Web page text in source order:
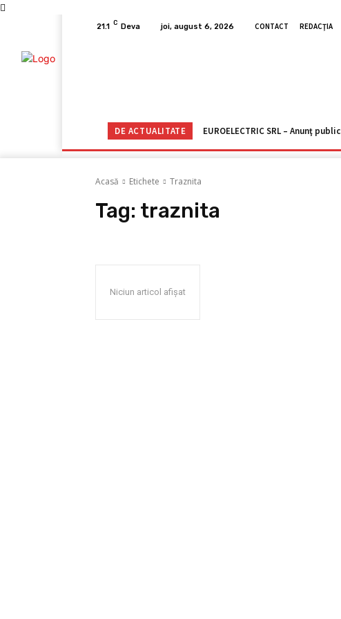
21.1 C Deva joi, august 6, 2026 CONTACT REDACŢIA
DE ACTUALITATE EUROELECTRIC SRL – Anunţ public
Acasă Etichete Traznita
Tag: traznita
Niciun articol afișat